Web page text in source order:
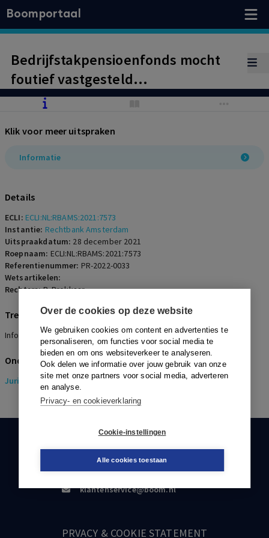
Over de cookies op deze website
We gebruiken cookies om content en advertenties te
personaliseren, om functies voor social media te
bieden en om ons websiteverkeer te analyseren.
Ook delen we informatie over jouw gebruik van onze
site met onze partners voor social media, adverteren
en analyse.
Privacy- en cookieverklaring
Cookie-instellingen
Alle cookies toestaan
Boomportaal
Bedrijfstakpensioenfonds mocht
foutief vastgesteld
ouderdomspensioen herstellen
Klik voor meer uitspraken
Informatie
Details
ECLI: ECLI:NL:RBAMS:2021:7573
Instantie: Rechtbank Amsterdam
Uitspraakdatum: 28 december 2021
Roepnaam: ECLI:NL:RBAMS:2021:7573
Referentienummer: PR-2022-0033
Wetsartikelen:
Rechters:B. Brokkaar
Trefwoorden
Informatie, Gerechtvaardigd vertrouwen
Onderwerpen
Juridisch> Pensioenrecht
klantenservice@boom.nl
PRVACY & COOKIE STATEMENT